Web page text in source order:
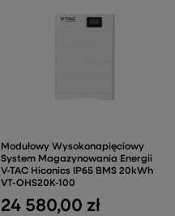
Modułowy Wysokonapięciowy
System Magazynowania Energii
V-TAC Hiconics IP65 BMS 20kWh
VT-OHS20K-100
24 580,00 zł